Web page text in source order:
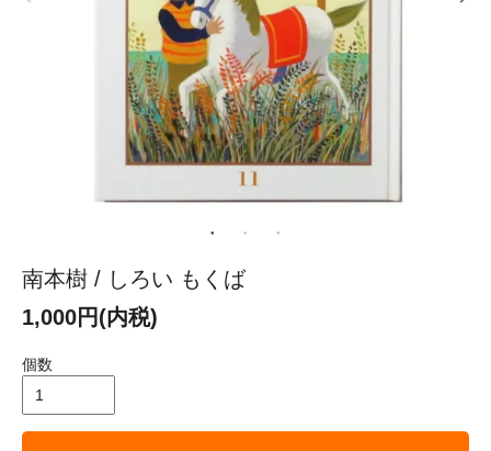
南本樹 / しろい もくば
1,000円(内税)
個数